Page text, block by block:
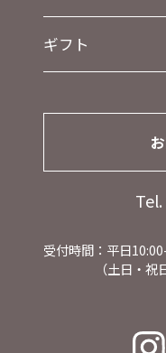
ギフト
受付時間：平日
（土日・